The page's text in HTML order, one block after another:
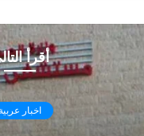
أقرأ
اخبار